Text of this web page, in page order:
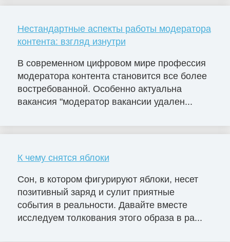
Нестандартные аспекты работы модератора
контента: взгляд изнутри
В современном цифровом мире профессия
модератора контента становится все более
востребованной. Особенно актуальна
вакансия "модератор вакансии удален...
К чему снятся яблоки
Сон, в котором фигурируют яблоки, несет
позитивный заряд и сулит приятные
события в реальности. Давайте вместе
исследуем толкования этого образа в ра...